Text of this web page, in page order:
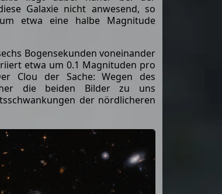
Galaxie nicht anwesend, so
etwa eine halbe Magnitude
Bogensekunden voneinander
etwa um 0.1 Magnituden pro
Clou der Sache: Wegen des
die beiden Bilder zu uns
der nördlicheren